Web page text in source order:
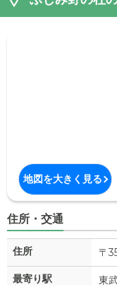
地図を大きく見る
住所・交通
住所 〒
最寄り駅 東